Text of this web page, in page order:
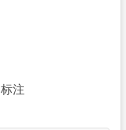
标注